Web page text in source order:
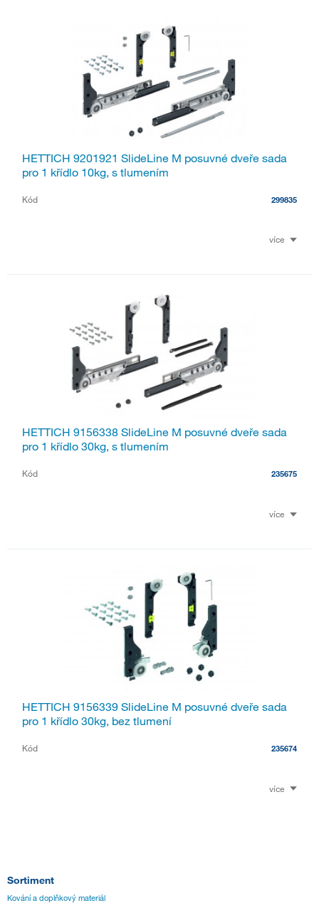
HETTICH 9201921 SlideLine M posuvné dveře sada
pro 1 křídlo 10kg, s tlumením
Kód 299835
více
HETTICH 9156338 SlideLine M posuvné dveře sada
pro 1 křídlo 30kg, s tlumením
Kód 235675
více
HETTICH 9156339 SlideLine M posuvné dveře sada
pro 1 křídlo 30kg, bez tlumení
Kód 235674
více
Sortiment
Kování a doplňkový materiál